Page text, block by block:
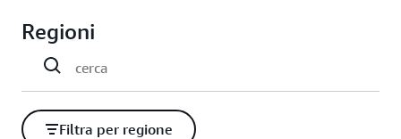
Regioni
Filtra per regione